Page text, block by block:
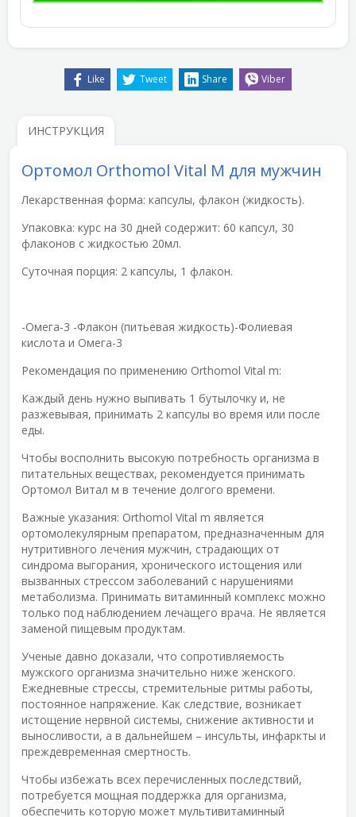
Like Tweet Share Viber
ИНСТРУКЦИЯ
Ортомол Orthomol Vital M для мужчин
Лекарственная форма: капсулы, флакон (жидкость).
Упаковка: курс на 30 дней содержит: 60 капсул, 30
флаконов с жидкостью 20мл.
Суточная порция: 2 капсулы, 1 флакон.
-Омега-3 -Флакон (питьевая жидкость)-Фолиевая
кислота и Омега-3
Рекомендация по применению Orthomol Vital m:
Каждый день нужно выпивать 1 бутылочку и, не
разжевывая, принимать 2 капсулы во время или после
еды.
Чтобы восполнить высокую потребность организма в
питательных веществах, рекомендуется принимать
Ортомол Витал м в течение долгого времени.
Важные указания: Orthomol Vital m является
ортомолекулярным препаратом, предназначенным для
нутритивного лечения мужчин, страдающих от
синдрома выгорания, хронического истощения или
вызванных стрессом заболеваний с нарушениями
метаболизма. Принимать витаминный комплекс можно
только под наблюдением лечащего врача. Не является
заменой пищевым продуктам.
Ученые давно доказали, что сопротивляемость
мужского организма значительно ниже женского.
Ежедневные стрессы, стремительные ритмы работы,
постоянное напряжение. Как следствие, возникает
истощение нервной системы, снижение активности и
выносливости, а в дальнейшем – инсульты, инфаркты и
преждевременная смертность.
Чтобы избежать всех перечисленных последствий,
потребуется мощная поддержка для организма,
обеспечить которую может мультивитаминный